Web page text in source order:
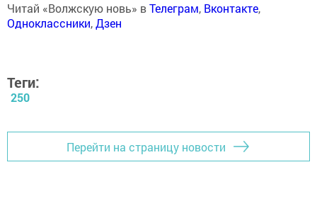
Читай «Волжскую новь» вТелеграм, Вконтакте,
Одноклассники,Дзен
Теги:
250
Перейти на страницу новости